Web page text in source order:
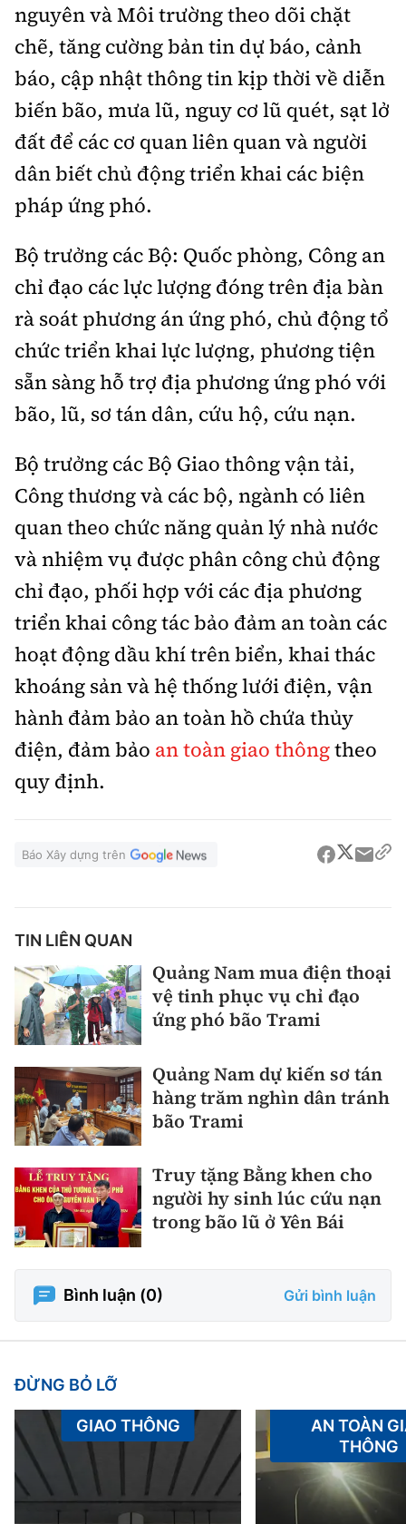
nguyên và Môi trường theo dõi chặt
chẽ, tăng cường bản tin dự báo, cảnh
báo, cập nhật thông tin kịp thời về diễn
biến bão, mưa lũ, nguy cơ lũ quét, sạt lở
đất để các cơ quan liên quan và người
dân biết chủ động triển khai các biện
pháp ứng phó.
Bộ trưởng các Bộ: Quốc phòng, Công an
chỉ đạo các lực lượng đóng trên địa bàn
rà soát phương án ứng phó, chủ động tổ
chức triển khai lực lượng, phương tiện
sẵn sàng hỗ trợ địa phương ứng phó với
bão, lũ, sơ tán dân, cứu hộ, cứu nạn.
Bộ trưởng các Bộ Giao thông vận tải,
Công thương và các bộ, ngành có liên
quan theo chức năng quản lý nhà nước
và nhiệm vụ được phân công chủ động
chỉ đạo, phối hợp với các địa phương
triển khai công tác bảo đảm an toàn các
hoạt động dầu khí trên biển, khai thác
khoáng sản và hệ thống lưới điện, vận
hành đảm bảo an toàn hồ chứa thủy
điện, đảm bảo an toàn giao thôngtheo
quy định.
Báo Xây dựng trên
TIN LIÊN QUAN
Quảng Nam mua điện thoại
vệ tinh phục vụ chỉ đạo
ứng phó bão Trami
Quảng Nam dự kiến sơ tán
hàng trăm nghìn dân tránh
bão Trami
Truy tặng Bằng khen cho
người hy sinh lúc cứu nạn
trong bão lũ ở Yên Bái
Bình luận (0) Gửi bình luận
ĐỪNG BỎ LỠ
GIAO THÔNG
AN TOÀN
THÔNG